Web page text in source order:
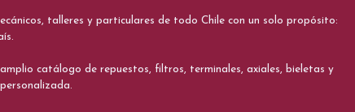
talleres y particulares de todo Chile con un solo propósito:
catálogo de repuestos, filtros, terminales, axiales, bieletas y